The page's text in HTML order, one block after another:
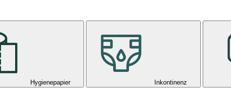
Hygienepapier Inkontinenz